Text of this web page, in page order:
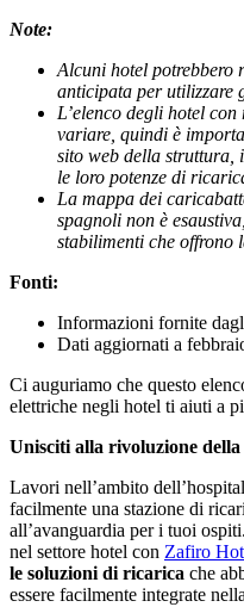
Note:
Alcuni hotel potrebbero
anticipata per utilizzare
L’elenco degli hotel
variare, quindi è
sito web della
le loro potenze di
La mappa dei
spagnoli non è
stabilimenti che offrono
Fonti:
Informazioni fornite
Dati aggiornati a
Ci auguriamo che questo
elettriche negli hotel ti aiuti a
Unisciti alla rivoluzione
Lavori nell’ambito
facilmente una stazione di
all’avanguardia per i tuoi
nel settore hotel con Zafiro
le soluzioni di ricarica che
essere facilmente integrate